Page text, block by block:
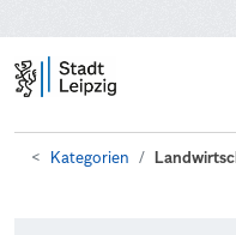
Kategorien